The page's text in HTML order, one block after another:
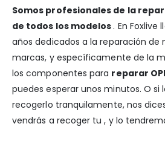
Somos profesionales de la
de todos los modelos. En Foxlive
años dedicados a la reparación de
marcas, y específicamente de la
los componentes para reparar
puedes esperar unos minutos. O si
recogerlo tranquilamente, nos
vendrás a recoger tu , y lo